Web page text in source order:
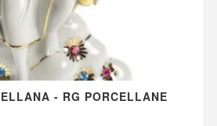
- RG PORCELLANE